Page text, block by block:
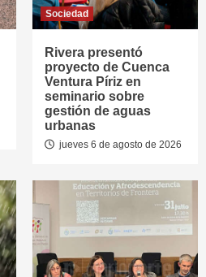
Sociedad
Rivera presentó
proyecto de Cuenca
Ventura Píriz en
seminario sobre
gestión de aguas
urbanas
jueves 6 de agosto de 2026